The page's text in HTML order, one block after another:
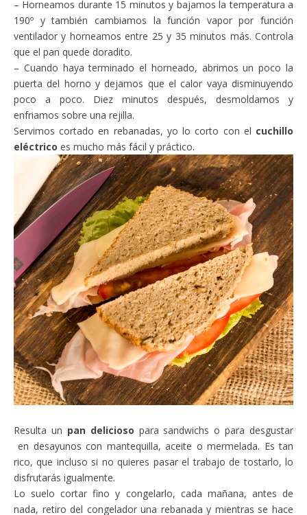
– Horneamos durante 15 minutos y bajamos la temperatura a
190º y también cambiamos la función vapor por función
ventilador y horneamos entre 25 y 35 minutos más. Controla
que el pan quede doradito.
– Cuando haya terminado el horneado, abrimos un poco la
puerta del horno y dejamos que el calor vaya disminuyendo
poco a poco. Diez minutos después, desmoldamos y
enfriamos sobre una rejilla.
Servimos cortado en rebanadas, yo lo corto con el cuchillo
eléctrico es mucho más fácil y práctico.
Resulta un pan delicioso para sandwichs o para desgustar
en desayunos con mantequilla, aceite o mermelada. Es tan
rico, que incluso si no quieres pasar el trabajo de tostarlo, lo
disfrutarás igualmente.
Lo suelo cortar fino y congelarlo, cada mañana, antes de
nada, retiro del congelador una rebanada y mientras se hace